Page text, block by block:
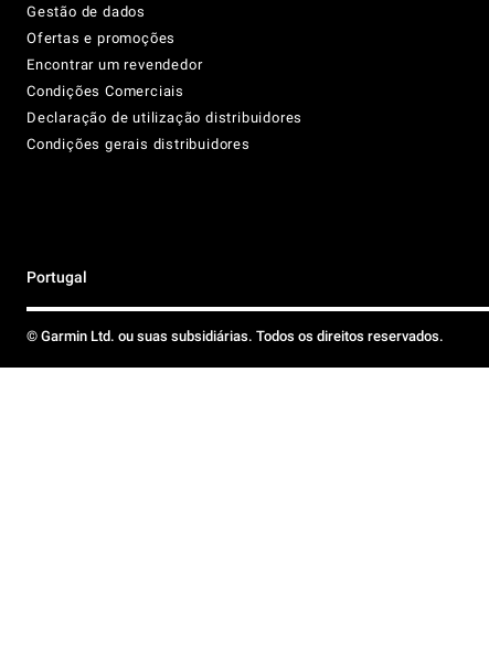
Gestão de dados
Ofertas e promoções
Encontrar um revendedor
Condições Comerciais
Declaração de utilização distribuidores
Condições gerais distribuidores
Portugal
© Garmin Ltd. ou suas subsidiárias. Todos os direitos reservados.